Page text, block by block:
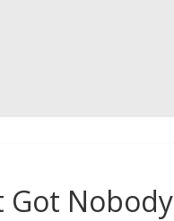
Got Nobody